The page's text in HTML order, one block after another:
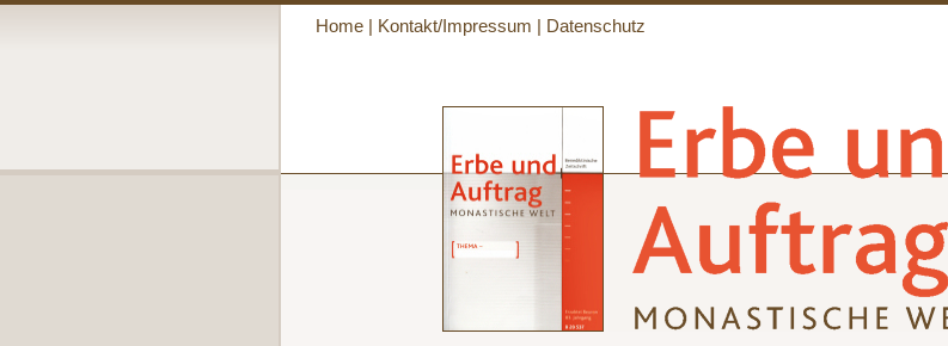
Home| Kontakt/Impressum Datenschutz